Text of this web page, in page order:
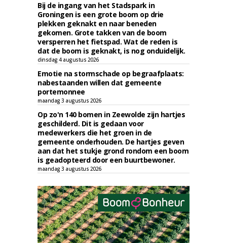
Bij de ingang van het Stadspark in
Groningen is een grote boom op drie
plekken geknakt en naar beneden
gekomen. Grote takken van de boom
versperren het fietspad. Wat de reden is
dat de boom is geknakt, is nog onduidelijk.
dinsdag 4 augustus 2026
Emotie na stormschade op begraafplaats:
nabestaanden willen dat gemeente
portemonnee
maandag 3 augustus 2026
Op zo'n 140 bomen in Zeewolde zijn hartjes
geschilderd. Dit is gedaan voor
medewerkers die het groen in de
gemeente onderhouden. De hartjes geven
aan dat het stukje grond rondom een boom
is geadopteerd door een buurtbewoner.
maandag 3 augustus 2026